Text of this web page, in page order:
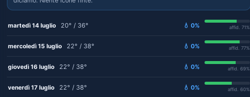
martedì 14 luglio 20° / 36° 💧 0% affid. 71%
mercoledì 15 luglio 22° / 38° 💧 0% affid. 77%
giovedì 16 luglio 22° / 38° 💧 0% affid. 69%
venerdì 17 luglio 22° / 38° 💧 0% affid. 60%